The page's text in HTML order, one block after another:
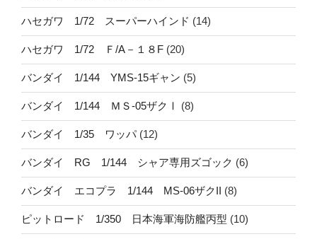
ハセガワ 1/72 スーパーハインド (14)
ハセガワ 1/72 Ｆ/A－１８F (20)
バンダイ 1/144 YMS-15ギャン (5)
バンダイ 1/144 ＭＳ-05ザクⅠ (8)
バンダイ 1/35 ワッパ(12)
バンダイ RG 1/144 シャア専用ズゴック (6)
バンダイ エコプラ 1/144 MS-06ザクII (8)
ピットロード 1/350 日本海軍海防艦丙型 (10)